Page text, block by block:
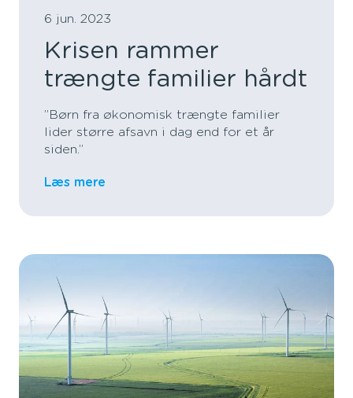
6 jun. 2023
Krisen rammer
trængte familier hårdt
”Børn fra økonomisk trængte familier
lider større afsavn i dag end for et år
siden.”
Læs mere